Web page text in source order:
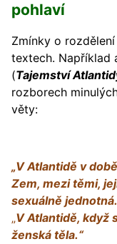
pohlaví
Zmínky o
textech. Například
(Tajemství
rozborech
věty:
„V Atlantidě v
Zem, mezi těmi,
sexuálně
„V Atlantidě, když
ženská těla.“